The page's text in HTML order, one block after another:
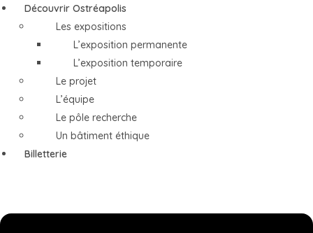
Découvrir Ostréapolis
Les expositions
L’exposition permanente
L’exposition temporaire
Le projet
L’équipe
Le pôle recherche
Un bâtiment éthique
Billetterie